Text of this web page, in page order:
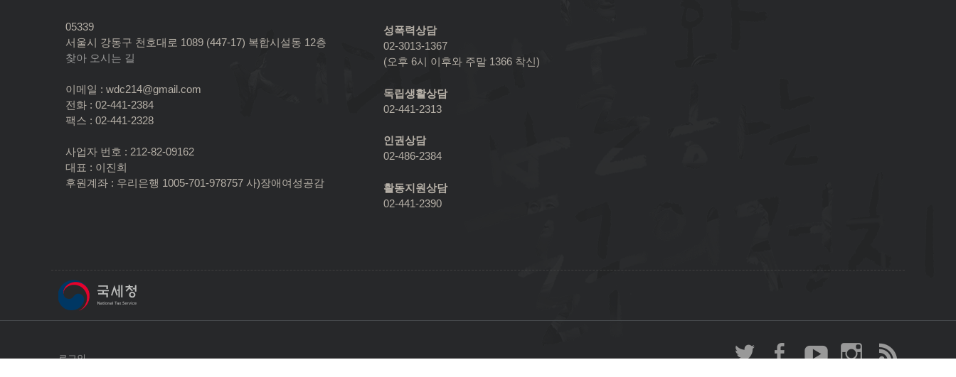
05339
서울시 강동구 천호대로 1089 (447-17) 복합시설동 12층
찾아 오시는 길
이메일 : wdc214@gmail.com
전화 : 02-441-2384
팩스 : 02-441-2328
사업자 번호 : 212-82-09162
대표 : 이진희
후원계좌 : 우리은행 1005-701-978757 사)장애여성공감
성폭력상담
02-3013-1367
(오후 6시 이후와 주말 1366 착신)
독립생활상담
02-441-2313
인권상담
02-486-2384
활동지원상담
02-441-2390
로그인